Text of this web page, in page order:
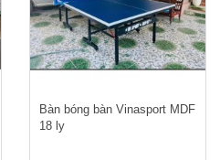
Bàn bóng bàn Vinasport MDF
18 ly